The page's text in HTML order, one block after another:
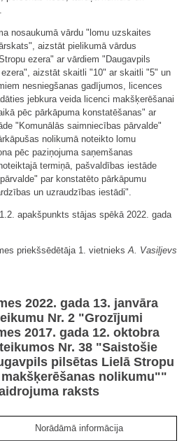
nosaukumā vārdu "lomu uzskaites
aizstāt pielikumā vārdus
ezera" ar vārdiem "Daugavpils
aizstāt skaitli "10" ar skaitli "5" un
nesniegšanas gadījumos, licences
jebkura veida licenci makšķerēšanai
pēc pārkāpuma konstatēšanas" ar
"Komunālās saimniecības pārvalde"
nolikumā noteikto lomu
pēc paziņojuma saņemšanas
termiņā, pašvaldības iestāde
par konstatēto pārkāpumu
un uzraudzības iestādi".
apakšpunkts stājas spēkā 2022. gada
priekšsēdētāja 1. vietnieksA. Vasiļjevs
2022. gada 13. janvāra
Nr. 2 "Grozījumi
2017. gada 12. oktobra
Nr. 38 "Saistošie
pilsētas Lielā Stropu
nolikumu""
raksts
Norādāmā informācija